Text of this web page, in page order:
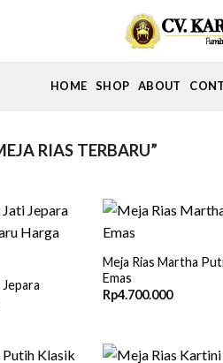
HOME SHOP ABOUT
RIAS TERBARU”
Meja Rias Martha
Emas
Rp4.700.000